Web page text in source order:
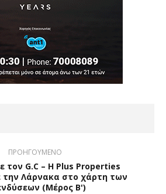
ΠΡΟΗΓΟΥΜΕΝΟ
τον G.C – Η Plus Properties
την Λάρνακα στο χάρτη των
(Μέρος Β')